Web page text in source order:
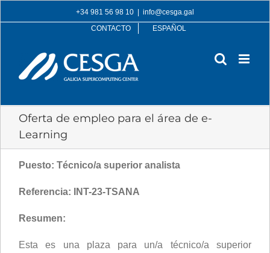
to
+34 981 56 98 10
info@cesga.gal
CONTACTO
ESPAÑOL
Oferta de empleo para el área de e-
Learning
Puesto: Técnico/a superior analista
Referencia: INT-23-TSANA
Resumen:
Esta es una plaza para un/a técnico/a superior